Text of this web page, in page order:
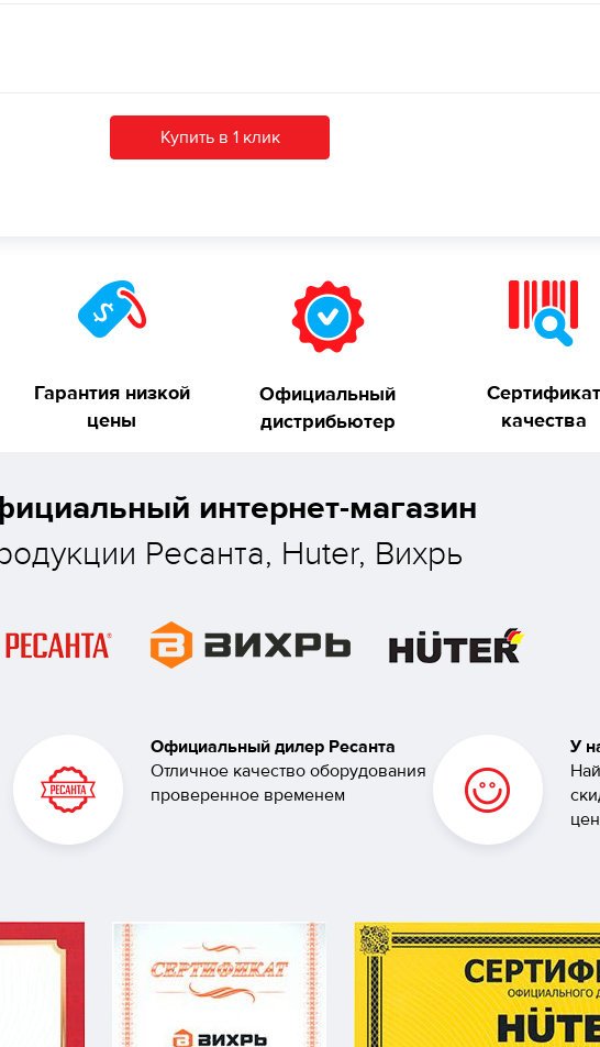
Купить в 1 клик
Гарантия низкой
цены
Официальный
дистрибьютер
Сертификат
качества
интернет-магазин
Ресанта, Huter, Вихрь
Официальный дилер Ресанта
Отличное качество оборудования
проверенное временем
У